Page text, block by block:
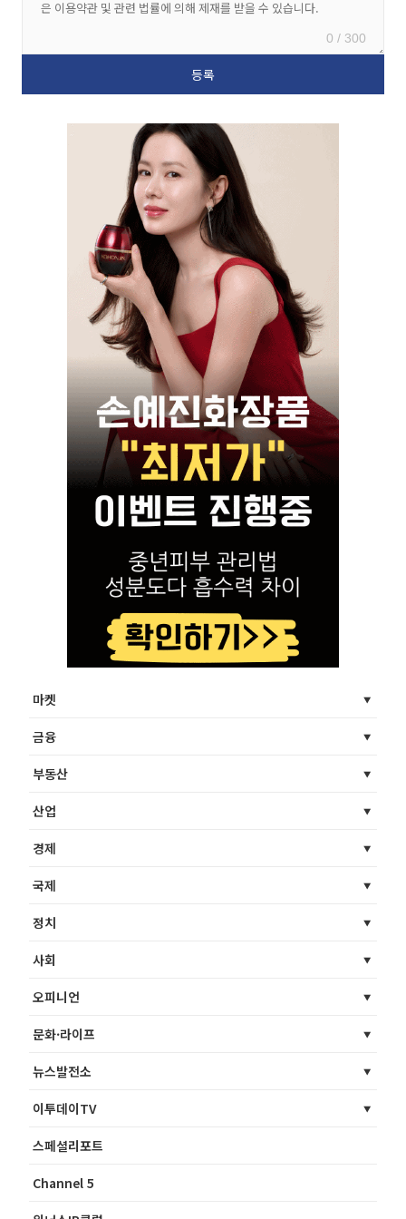
0 / 300
마켓
금융
부동산
산업
경제
국제
정치
사회
오피니언
문화·라이프
뉴스발전소
이투데이TV
스페셜리포트
Channel 5